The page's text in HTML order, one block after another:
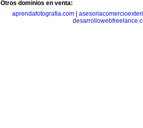
Otros dominios en venta:
aprendafotografia.com